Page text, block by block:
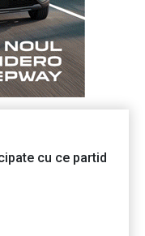
cu ce partid